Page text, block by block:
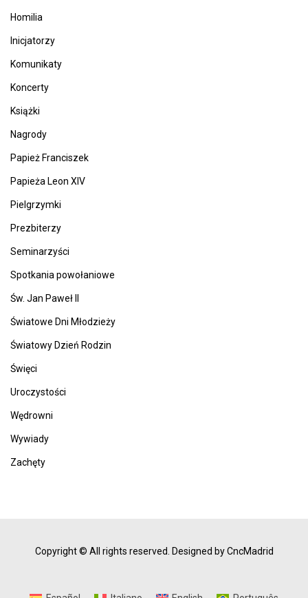
Homilia
Inicjatorzy
Komunikaty
Koncerty
Książki
Nagrody
Papież Franciszek
Papieża Leon XIV
Pielgrzymki
Prezbiterzy
Seminarzyści
Spotkania powołaniowe
Św. Jan Paweł II
Światowe Dni Młodzieży
Światowy Dzień Rodzin
Święci
Uroczystości
Wędrowni
Wywiady
Zachęty
Copyright © All rights reserved. Designed by CncMadrid